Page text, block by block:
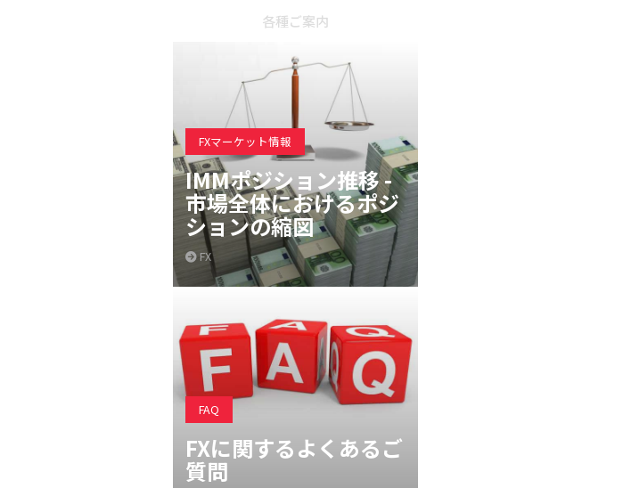
各種ご案内
FXマーケット情報
IMMポジション推移 -
市場全体におけるポジ
ションの縮図
FX
FAQ
FXに関するよくあるご
質問